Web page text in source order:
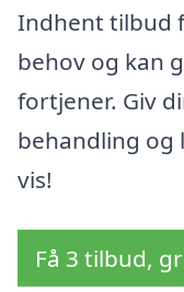
Indhent tilbud
behov og kan
fortjener. Giv
behandling og
vis!
Få 3 tilbud,